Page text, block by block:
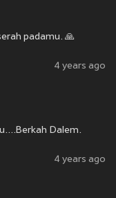
padamu. 🙏
4 years ago
Dalem.
4 years ago